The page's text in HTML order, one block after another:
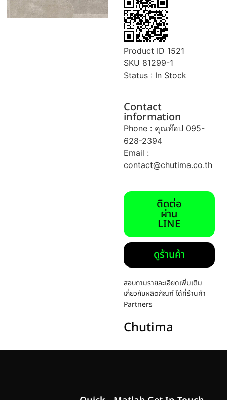
Product ID 1521
SKU 81299-1
Status : In Stock
Contact
information
Phone : คุณท๊อป 095-
628-2394
Email :
contact@chutima.co.th
ติดต่อ
ผ่าน
LINE
ดูร้านค้า
สอบถามรายละเอียดเพิ่มเติม
เกี่ยวกับผลิตภัณฑ์ ได้ที่ร้านค้า
Partners
Chutima